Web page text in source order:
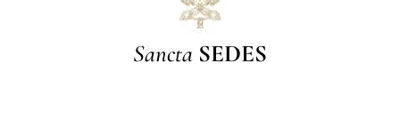
Sancta SEDES